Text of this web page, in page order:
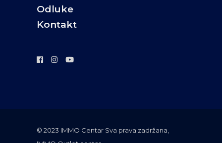
Odluke
Kontakt
©️ 2023 IMMO Centar Sva prava zadržana,